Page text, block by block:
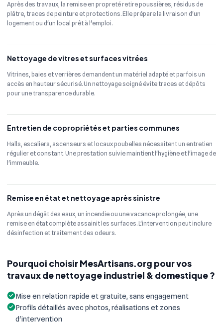
Après des travaux, la remise en propreté retire poussières, résidus de
plâtre, traces de peinture et protections. Elle prépare la livraison d'un
logement ou d'un local prêt à l'emploi.
Nettoyage de vitres et surfaces vitrées
Vitrines, baies et verrières demandent un matériel adapté et parfois un
accès en hauteur sécurisé. Un nettoyage soigné évite traces et dépôts
pour une transparence durable.
Entretien de copropriétés et parties communes
Halls, escaliers, ascenseurs et locaux poubelles nécessitent un entretien
régulier et constant. Une prestation suivie maintient l'hygiène et l'image de
l'immeuble.
Remise en état et nettoyage après sinistre
Après un dégât des eaux, un incendie ou une vacance prolongée, une
remise en état complète assainit les surfaces. L'intervention peut inclure
désinfection et traitement des odeurs.
Pourquoi choisir MesArtisans.org pour vos
travaux de nettoyage industriel & domestique ?
Mise en relation rapide et gratuite, sans engagement
Profils détaillés avec photos, réalisations et zones
d'intervention